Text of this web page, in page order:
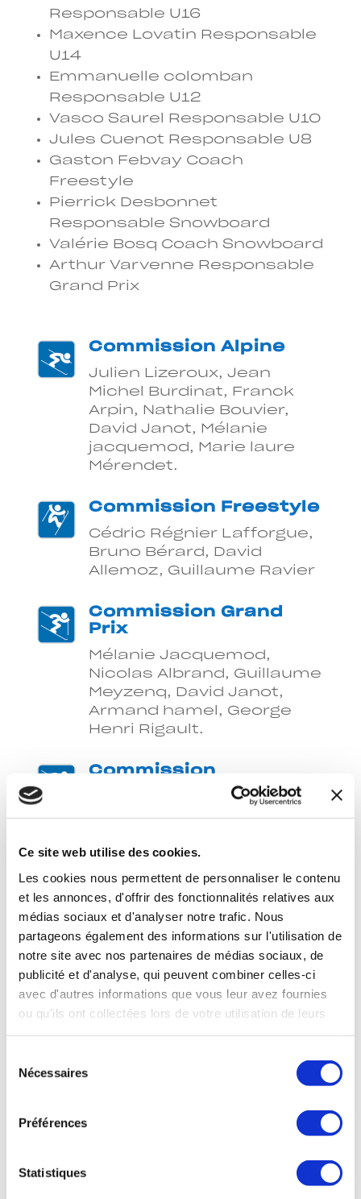
Ce site web utilise des cookies.
Les cookies nous permettent de personnaliser le contenu
et les annonces, d'offrir des fonctionnalités relatives aux
médias sociaux et d'analyser notre trafic. Nous
partageons également des informations sur l'utilisation de
notre site avec nos partenaires de médias sociaux, de
publicité et d'analyse, qui peuvent combiner celles-ci
avec d'autres informations que vous leur avez fournies
ou qu'ils ont collectées lors de votre utilisation de leurs
Nécessaires
Préférences
Statistiques
Responsable U16
Maxence Lovatin Responsable
U14
Emmanuelle colomban
Responsable U12
Vasco Saurel Responsable U10
Jules Cuenot Responsable U8
Gaston Febvay Coach
Freestyle
Pierrick Desbonnet
Responsable Snowboard
Valérie Bosq Coach Snowboard
Arthur Varvenne Responsable
Grand Prix
Commission Alpine
Julien Lizeroux, Jean
Michel Burdinat, Franck
Arpin, Nathalie Bouvier,
David Janot, Mélanie
jacquemod, Marie laure
Mérendet.
Commission Freestyle
Cédric Régnier Lafforgue,
Bruno Bérard, David
Allemoz, Guillaume Ravier
Commission Grand
Prix
Mélanie Jacquemod,
Nicolas Albrand, Guillaume
Meyzenq, David Janot,
Armand hamel, George
Henri Rigault.
Commission
Michel Burdinat.

Commission
Evénements Véhicules
Silvio Martinod, Pascal
Astier, David Allemoz,
Guillaume Ravier

Commission
